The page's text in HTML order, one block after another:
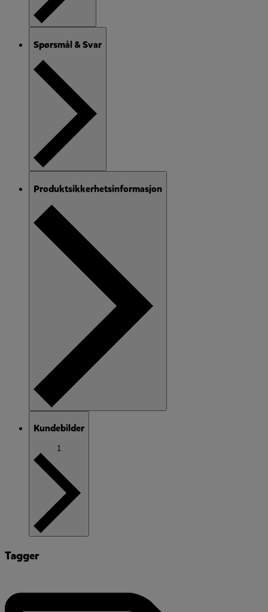
Spørsmål & Svar
Produktsikkerhetsinformasjon
Kundebilder
1
Tagger